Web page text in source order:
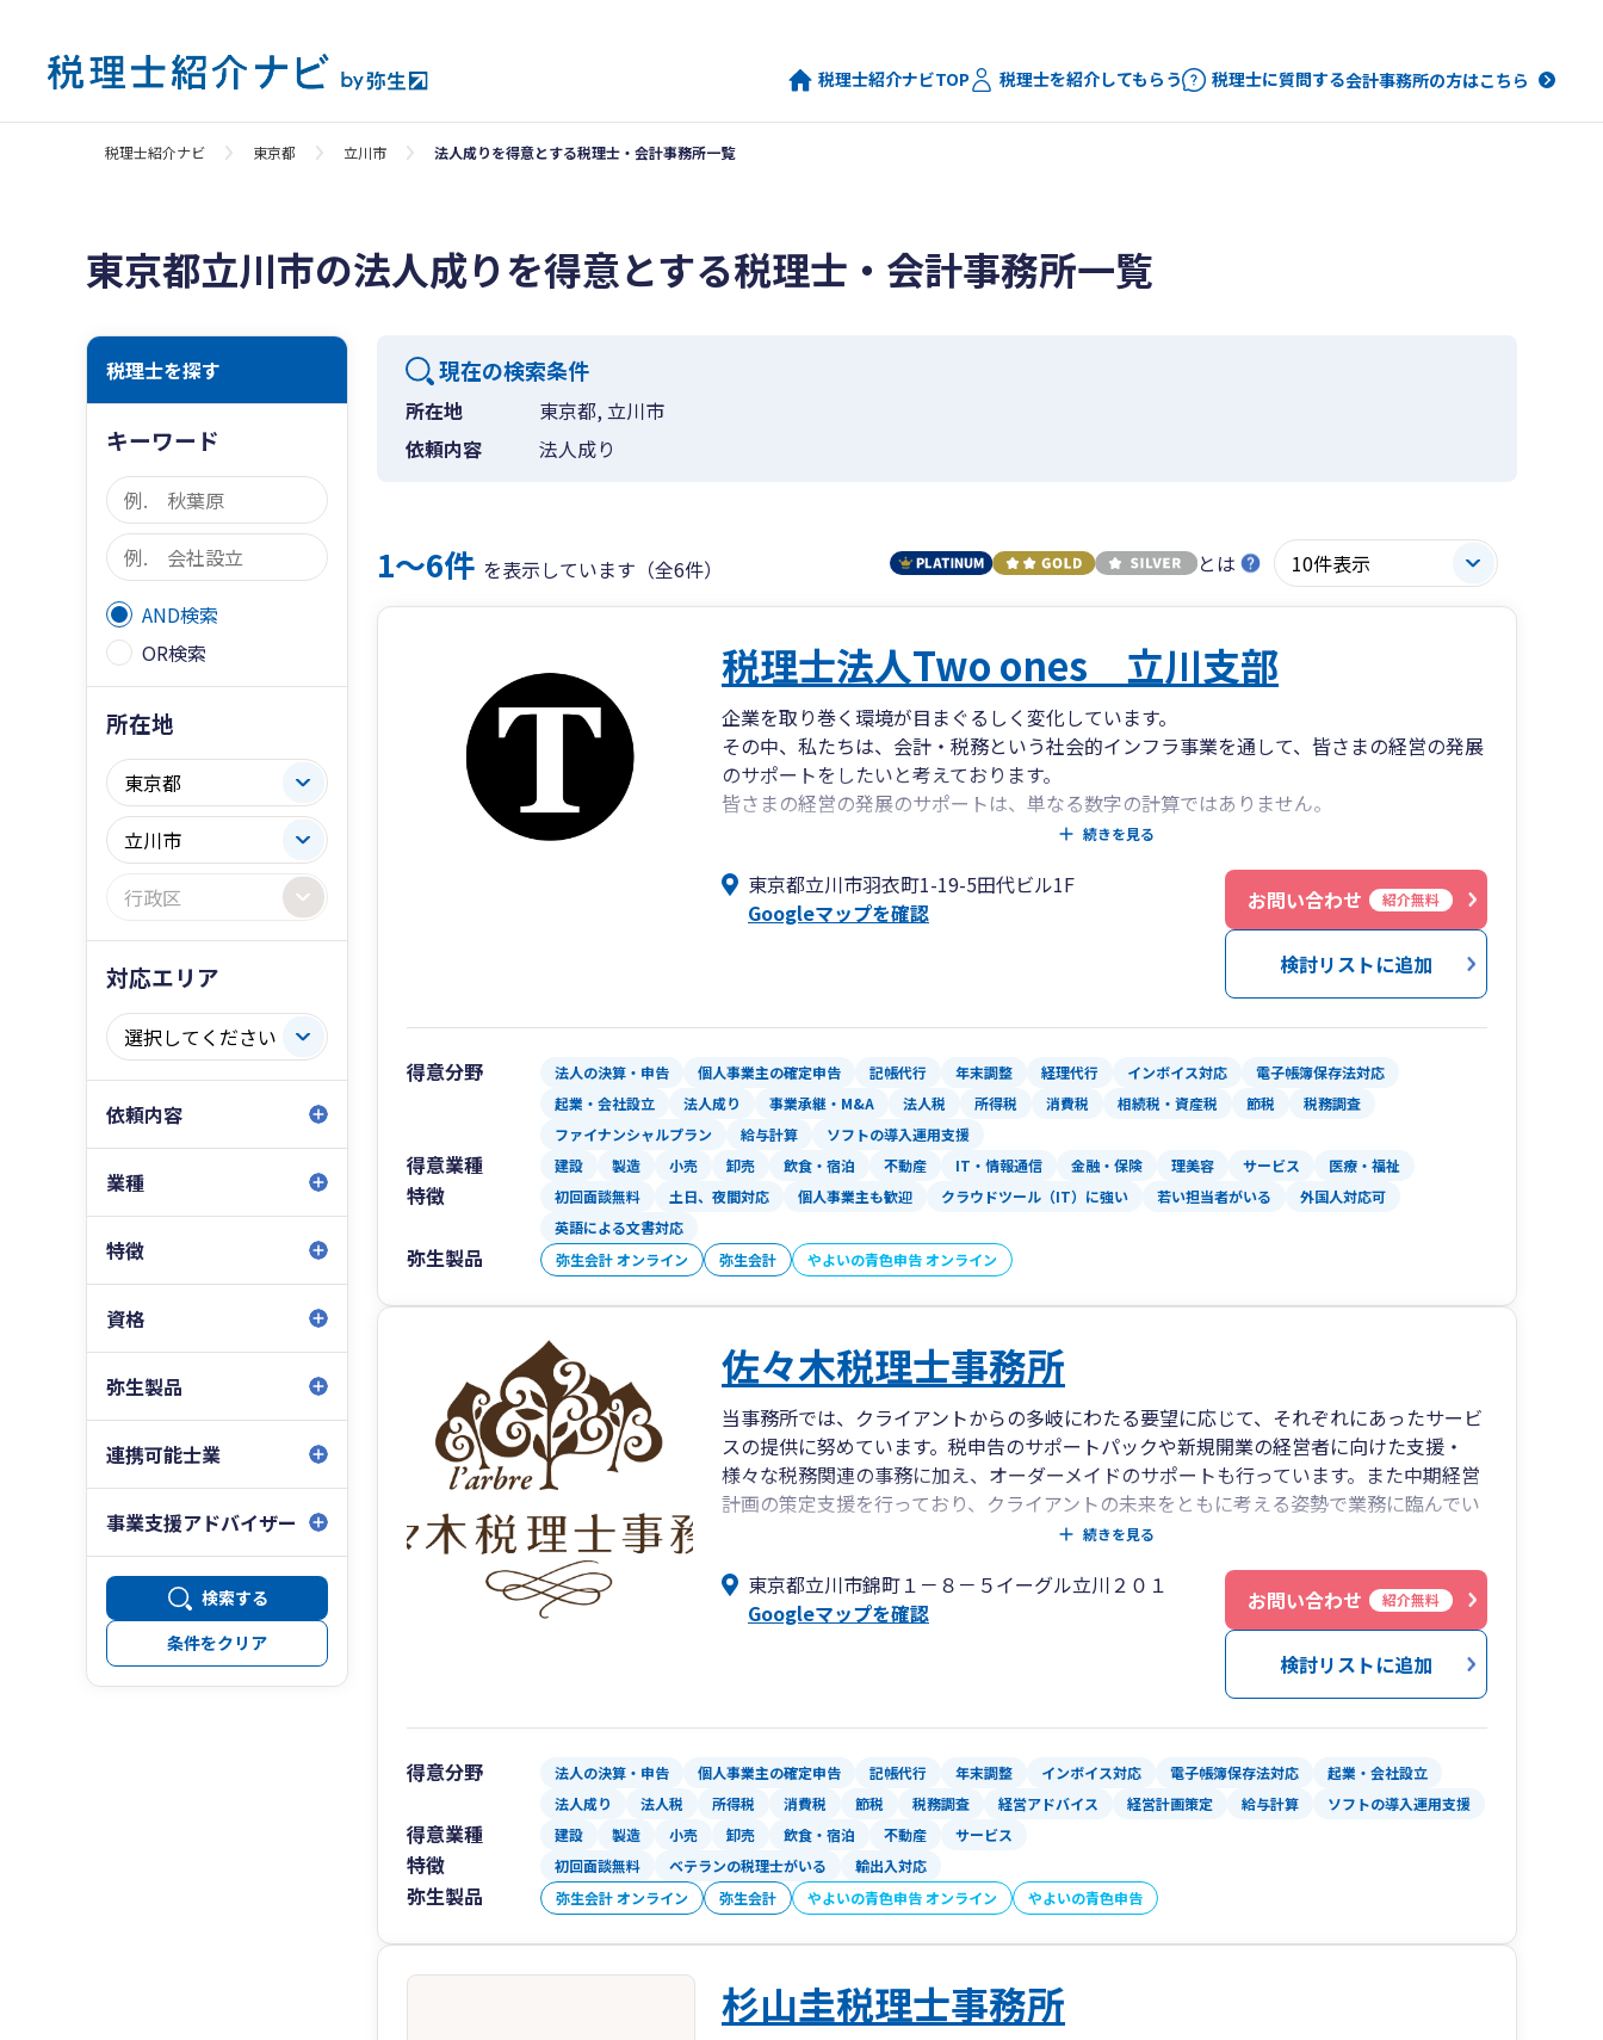
税理士紹介ナビTOP 税理士を紹介してもらう 税理士に質問する会計事務所の方はこちら
税理士紹介ナビ 東京都 立川市 法人成りを得意とする税理士・会計事務所一覧
東京都立川市の法人成りを得意とする税理士・会計事務所一覧
税理士を探す
キーワード
AND検索
OR検索
所在地
対応エリア
依頼内容
業種
特徴
資格
弥生製品
連携可能士業
事業支援アドバイザー
検索する
条件をクリア
現在の検索条件
所在地
東京都, 立川市
依頼内容
法人成り
1〜6件 を表示しています（全6件） とは
税理士法人Two ones 立川支部
企業を取り巻く環境が目まぐるしく変化しています。
その中、私たちは、会計・税務という社会的インフラ事業を通して、皆さまの経営の発展
のサポートをしたいと考えております。
皆さまの経営の発展のサポートは、単なる数字の計算ではありません。
我々税理士に求められるサービスは、よりお客様の思いに寄り添ったコンサルティングで
コンサルタントとしての人間力の向上を続けて参ります。
法人・個人の税務顧問業務だけではなく、相続コンサルティング、相続税申告、事業承
継、M＆Aなど幅広い業務に精通している総合型の税理士法人です。
社内外の豊富なネットワークを活かすことで、課題に対して最適なチーム体制を組成し、
ワンストップで課題の解決を強力にサポートします。
続きを見る
東京都立川市羽衣町1-19-5田代ビル1F
Googleマップを確認
お問い合わせ 紹介無料
検討リストに追加
得意分野 法人の決算・申告 個人事業主の確定申告 記帳代行 年末調整 経理代行 インボイス対応
電子帳簿保存法対応
起業・会社設立
法人成り 事業承継・M&A 法人税 所得税 消費税 相続税・資産税 節税
税務調査
ファイナンシャルプラン
給与計算 ソフトの導入運用支援
得意業種 建設 製造 小売 卸売 飲食・宿泊 不動産 IT・情報通信 金融・保険 理美容 サービス 医療・福祉
特徴 初回面談無料 土日、夜間対応 個人事業主も歓迎 クラウドツール（IT）に強い 若い担当者がいる
外国人対応可
英語による文書対応
弥生製品 弥生会計 オンライン 弥生会計 やよいの青色申告 オンライン
佐々木税理士事務所
当事務所では、クライアントからの多岐にわたる要望に応じて、それぞれにあったサービ
スの提供に努めています。税申告のサポートパックや新規開業の経営者に向けた支援・
様々な税務関連の事務に加え、オーダーメイドのサポートも行っています。また中期経営
計画の策定支援を行っており、クライアントの未来をともに考える姿勢で業務に臨んでい
続きを見る
東京都立川市錦町１－８－５イーグル立川２０１
Googleマップを確認
お問い合わせ 紹介無料
検討リストに追加
得意分野 法人の決算・申告 個人事業主の確定申告 記帳代行 年末調整 インボイス対応 電子帳簿保存法対応
起業・会社設立
法人成り
法人税 所得税 消費税 節税 税務調査 経営アドバイス 経営計画策定 給与計算 ソフトの導入運用支援
得意業種 建設 製造 小売 卸売 飲食・宿泊 不動産 サービス
特徴 初回面談無料 ベテランの税理士がいる 輸出入対応
弥生製品 弥生会計 オンライン 弥生会計 やよいの青色申告 オンライン やよいの青色申告
杉山圭税理士事務所